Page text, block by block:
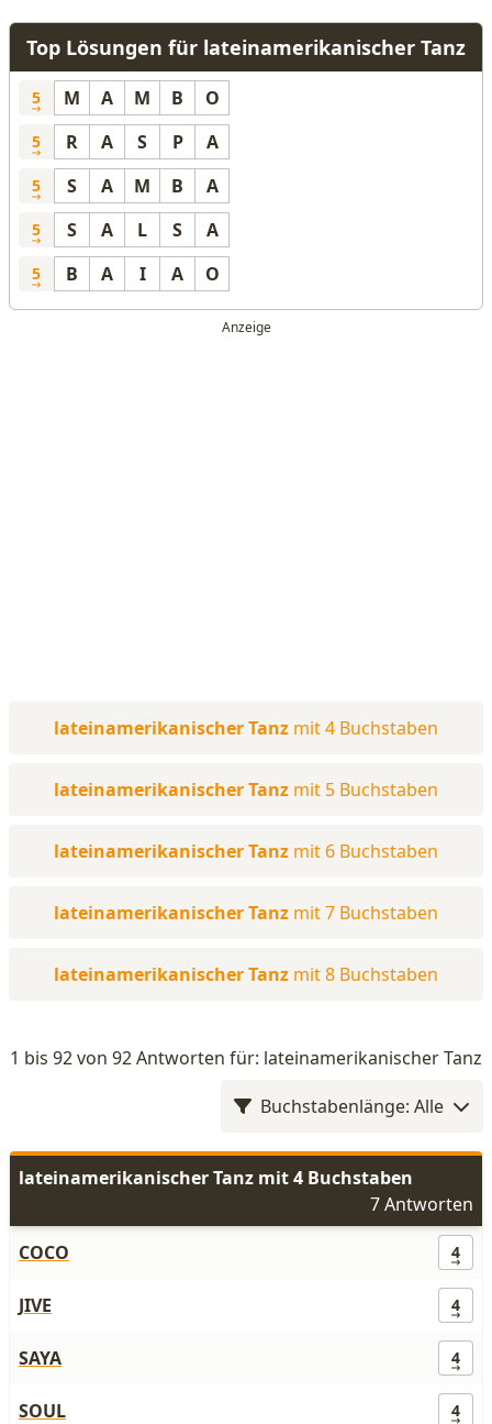
Top Lösungen für lateinamerikanischer Tanz
5 M A M B O
5 R A S P A
5 S A M B A
5 S A L S A
5 B A I A O
lateinamerikanischer Tanz mit 4 Buchstaben
lateinamerikanischer Tanz mit 5 Buchstaben
lateinamerikanischer Tanz mit 6 Buchstaben
lateinamerikanischer Tanz mit 7 Buchstaben
lateinamerikanischer Tanz mit 8 Buchstaben
1 bis 92 von 92 Antworten für: lateinamerikanischer Tanz
Buchstabenlänge: Alle
lateinamerikanischer Tanz mit 4 Buchstaben
7 Antworten
COCO
4
JIVE 4
SAYA 4
SOUL 4